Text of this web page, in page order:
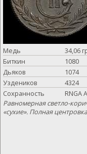
Медь
34,06
Биткин
1080
Дьяков
1074
Уздеников
4324
Сохранность
RNGA
Равномерная светло-
«сухие». Полная